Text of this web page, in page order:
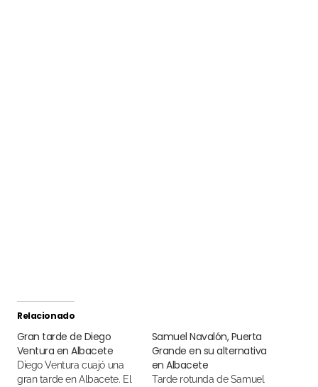
Relacionado
Gran tarde de Diego
Ventura en Albacete
Diego Ventura cuajó una
gran tarde en Albacete. El
Samuel Navalón, Puerta
Grande en su alternativa
en Albacete
Tarde rotunda de Samuel